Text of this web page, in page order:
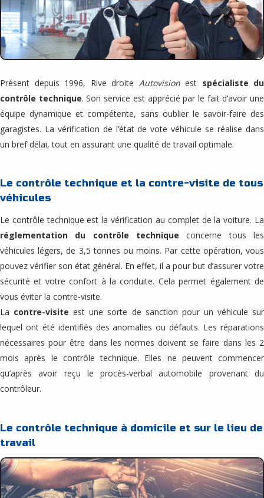
Présent depuis 1996, Rive droite Autovisionest spécialiste du
contrôle technique. Son service est apprécié par le fait d’avoir une
équipe dynamique et compétente, sans oublier le savoir-faire des
garagistes. La vérification de l’état de vote véhicule se réalise dans
un bref délai, tout en assurant une qualité de travail optimale.
Le contrôle technique et la contre-visite de tous
véhicules
Le contrôle technique est la vérification au complet de la voiture. La
réglementation du contrôle technique concerne tous les
véhicules légers, de 3,5 tonnes ou moins. Par cette opération, vous
pouvez vérifier son état général. En effet, il a pour but d’assurer votre
sécurité et votre confort à la conduite. Cela permet également de
vous éviter la contre-visite.
La contre-visite est une sorte de sanction pour un véhicule sur
lequel ont été identifiés des anomalies ou défauts. Les réparations
nécessaires pour être dans les normes doivent se faire dans les 2
mois après le contrôle technique. Elles ne peuvent commencer
qu’après avoir reçu le procès-verbal automobile provenant du
contrôleur.
Le contrôle technique à domicile et sur le lieu de
travail